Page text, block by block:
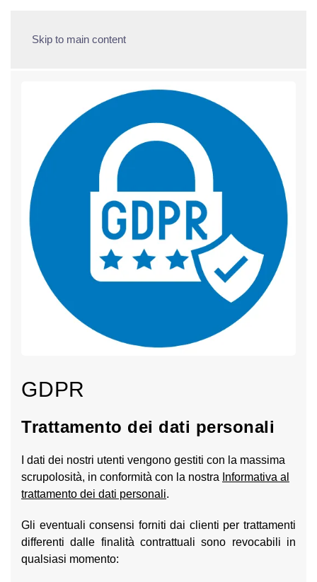
Skip to main content
GDPR
Trattamento dei dati personali
I dati dei nostri utenti vengono gestiti con la massima
scrupolosità, in conformità con la nostra Informativa al
trattamento dei dati personali.
Gli eventuali consensi forniti dai clienti per trattamenti
differenti dalle finalità contrattuali sono revocabili in
qualsiasi momento: